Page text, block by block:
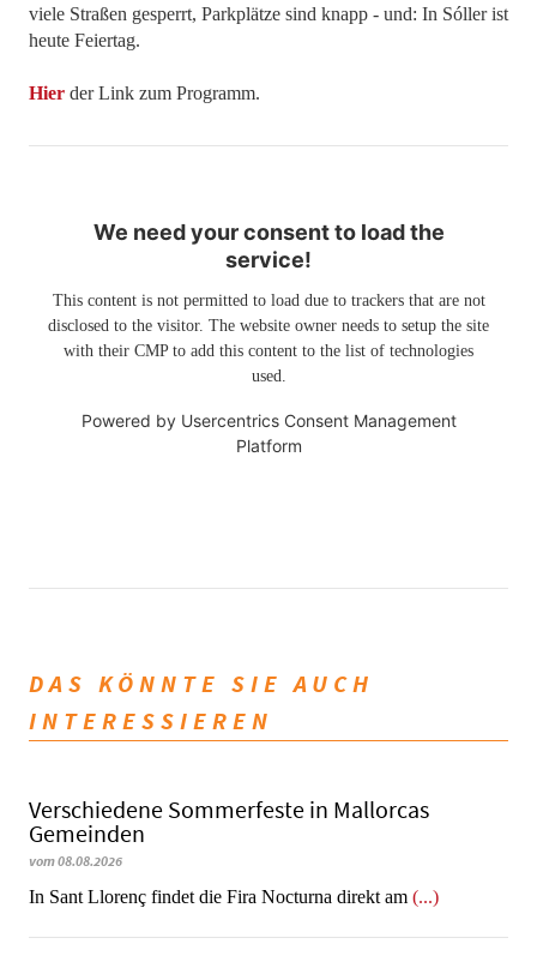
viele Straßen gesperrt, Parkplätze sind knapp - und: In Sóller ist
heute Feiertag.
Hier der Link zum Programm.
We need your consent to load the
service!
This content is not permitted to load due to trackers that are not
disclosed to the visitor. The website owner needs to setup the site
with their CMP to add this content to the list of technologies
used.
Powered by Usercentrics Consent Management
Platform
DAS KÖNNTE SIE AUCH
INTERESSIEREN
Verschiedene Sommerfeste in Mallorcas
Gemeinden
vom 08.08.2026
In Sant Llorenç findet die Fira Nocturna direkt am (...)